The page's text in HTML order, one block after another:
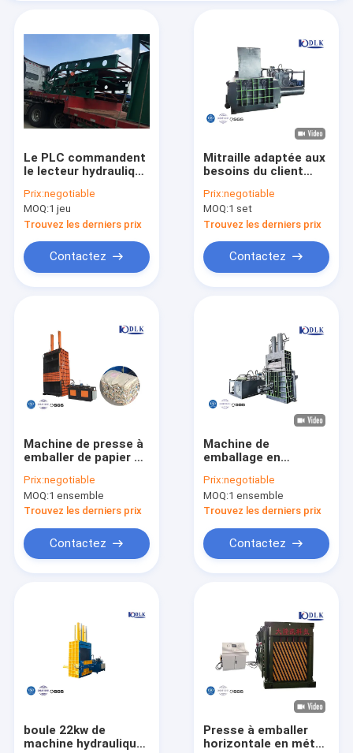
Au sujet de nous
Visite d'usine
Le PLC commandent
le lecteur hydraulique
emballage en
plastique HPM125 de
machine
Prix:negotiable
MOQ:1 jeu
Trouvez les derniers prix
Contactez
Mitraille adaptée aux
besoins du client
machine Gray And
Green Baling Press
Prix:negotiable
MOQ:1 set
Trouvez les derniers prix
Contactez
Machine de presse à
emballer de papier de
21.5Mpa
Prix:negotiable
MOQ:1 ensemble
Trouvez les derniers prix
Contactez
Machine de
emballage en
universelle 315 Ton
Scrap Metal
Aluminum
Prix:negotiable
MOQ:1 ensemble
Trouvez les derniers prix
Contactez
boule 22kw de
machine hydraulique
Presse à emballer
horizontale en métal